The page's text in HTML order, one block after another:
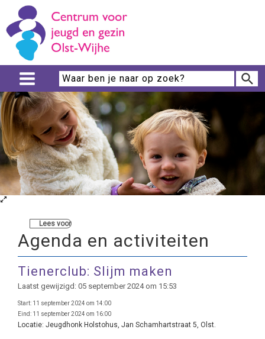
Lees voor
Agenda en activiteiten
Tienerclub: Slijm maken
Laatst gewijzigd: 05 september 2024 om 15:53
Start: 11 september 2024 om 14:00
Eind: 11 september 2024 om 16:00
Locatie: Jeugdhonk Holstohus, Jan Schamhartstraat 5, Olst.